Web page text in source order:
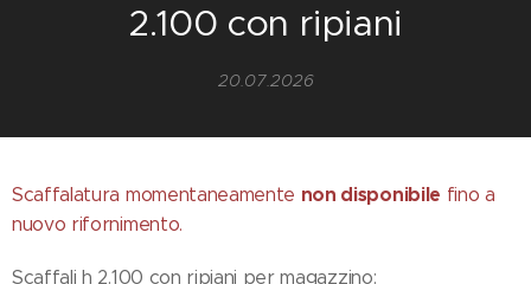
2.100 con ripiani
20.07.2026
Scaffalatura momentaneamente non disponibile fino a
nuovo rifornimento.
Scaffali h 2.100 con ripiani per magazzino: